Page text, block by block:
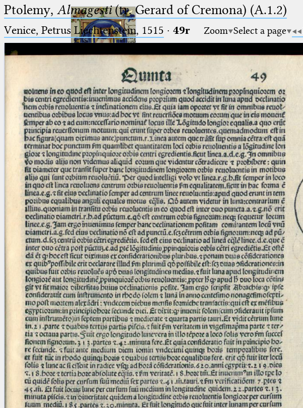
Ptolemaeus
Arabus et Latinus
(the underscore) is the placeholder
for exactly one character.
(the percent sign) is the
placeholder for no, one or more
than one character.
%% (two percent signs) is the
placeholder for no, one or more
than one character, but not for
blank space (so that a search ends
at word boundaries).
🔎︎
Start
Project
Team
News
Jobs
Publications
Conference
Arabic Works
Arabic Manuscripts
Latin Works
Latin Manuscripts
Latin Early Prints
Images
Texts
Ptolemy, Almagesti(tr. Gerard of Cremona) (A.1.2)
Venice, Petrus Liechtenstein, 1515 · 49r Zoom Select a page